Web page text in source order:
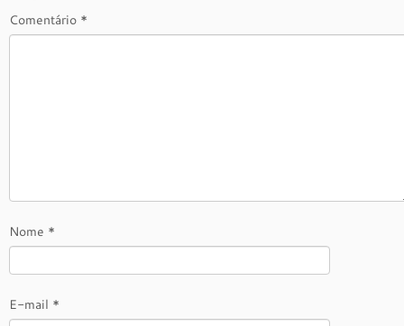
Comentário *
Nome *
E-mail *